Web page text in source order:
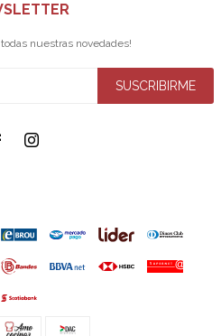
nuestras novedades!
SUSCRIBIRME
